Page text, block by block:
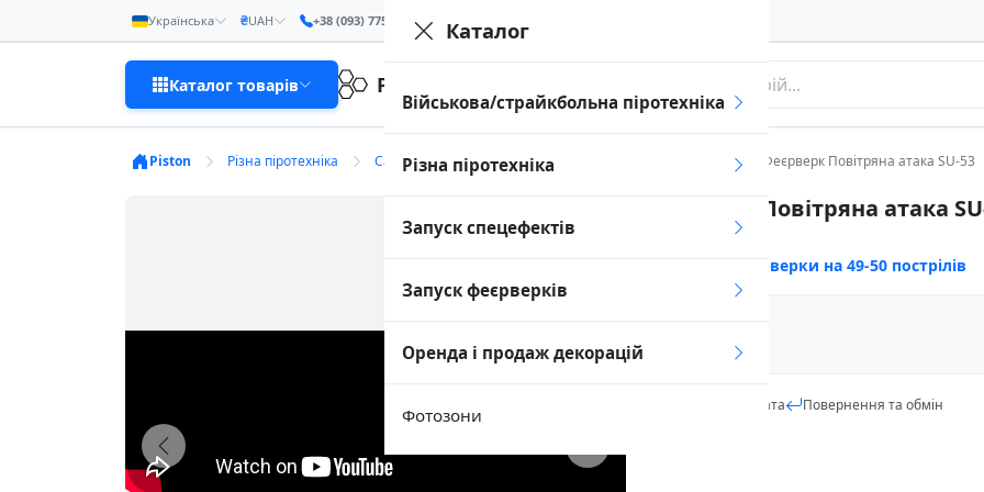
Каталог
Військова/страйкбольна піротехніка
Різна піротехніка
Запуск спецефектів
Запуск феєрверків
Оренда і продаж декорацій
Фотозони
Українська ₴UAH +38 (093) 775-14-89
Каталог товарів Piston
Piston Різна піротехніка Салютні установки Феєрверки на 49-50 пострілів Феєрверк Повітряна атака SU-53
Феєрверк Повітряна атака
Феєрверки на 49-50 пострілів
В наявності
Оплата Повернення та обмін